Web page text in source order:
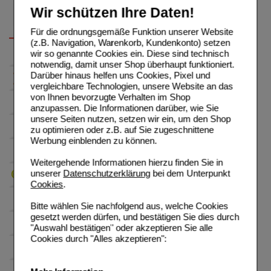
Wir schützen Ihre Daten!
Für die ordnungsgemäße Funktion unserer Website
(z.B. Navigation, Warenkorb, Kundenkonto) setzen
wir so genannte Cookies ein. Diese sind technisch
notwendig, damit unser Shop überhaupt funktioniert.
Darüber hinaus helfen uns Cookies, Pixel und
vergleichbare Technologien, unsere Website an das
von Ihnen bevorzugte Verhalten im Shop
anzupassen. Die Informationen darüber, wie Sie
unsere Seiten nutzen, setzen wir ein, um den Shop
zu optimieren oder z.B. auf Sie zugeschnittene
Werbung einblenden zu können.
Weitergehende Informationen hierzu finden Sie in
unserer Datenschutzerklärungbei dem Unterpunkt
Cookies.
Bitte wählen Sie nachfolgend aus, welche Cookies
gesetzt werden dürfen, und bestätigen Sie dies durch
"Auswahl bestätigen" oder akzeptieren Sie alle
Cookies durch "Alles akzeptieren":